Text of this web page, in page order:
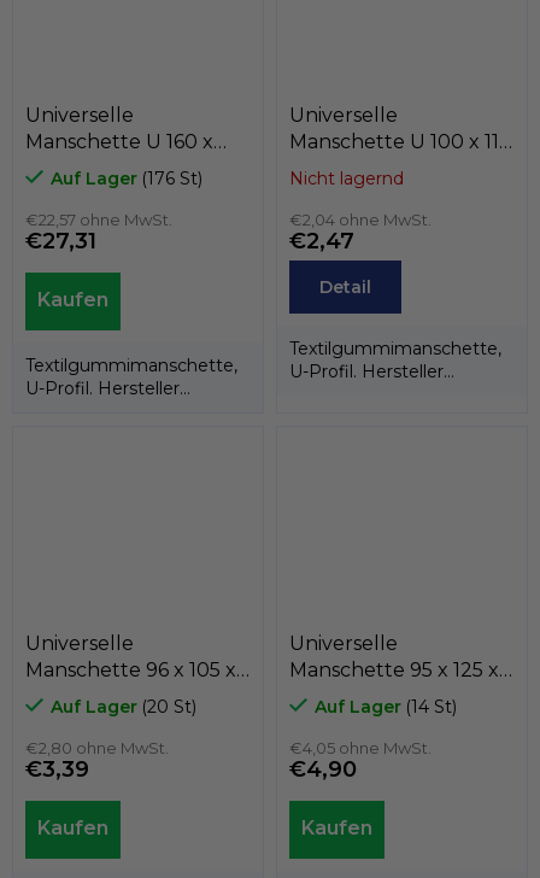
Universelle
Manschette U 160 x
200 x 24
Textilkautschuk,
Kastas
Auf Lager (176 St)
€22,57 ohne MwSt.
€27,31
Textilgummimanschette,
U-Profil. Hersteller
Universelle
Manschette U 100 x 115
x 9,2 Textilkautschuk,
Nicht lagernd
€2,04 ohne MwSt.
€2,47
Detail
Textilgummimanschette,
U-Profil. Hersteller
Universelle
Manschette 96 x 105 x
11 K21 PU, Kastas
Auf Lager (20 St)
€2,80 ohne MwSt.
€3,39
Universelle
Manschette 95 x 125 x
18 K21-095/8 PU, Kastas
Auf Lager (14 St)
€4,05 ohne MwSt.
€4,90